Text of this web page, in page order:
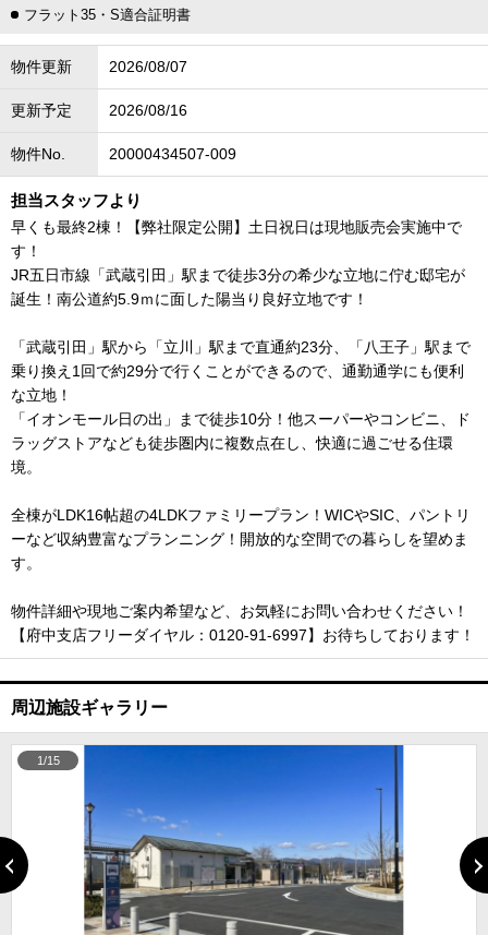
フラット35・S適合証明書
物件更新 2026/08/07
更新予定 2026/08/16
物件No. 20000434507-009
担当スタッフより
早くも最終2棟！【弊社限定公開】土日祝日は現地販売会実施中で
す！
JR五日市線「武蔵引田」駅まで徒歩3分の希少な立地に佇む邸宅が
誕生！南公道約5.9ｍに面した陽当り良好立地です！
「武蔵引田」駅から「立川」駅まで直通約23分、「八王子」駅まで
乗り換え1回で約29分で行くことができるので、通勤通学にも便利
な立地！
「イオンモール日の出」まで徒歩10分！他スーパーやコンビニ、ド
ラッグストアなども徒歩圏内に複数点在し、快適に過ごせる住環
境。
全棟がLDK16帖超の4LDKファミリープラン！WICやSIC、パントリ
ーなど収納豊富なプランニング！開放的な空間での暮らしを望めま
す。
物件詳細や現地ご案内希望など、お気軽にお問い合わせください！
【府中支店フリーダイヤル：0120-91-6997】お待ちしております！
周辺施設ギャラリー
1/15